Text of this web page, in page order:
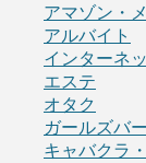
アマゾン・
アルバイト
インターネ
エステ
オタク
ガールズバー
キャバクラ